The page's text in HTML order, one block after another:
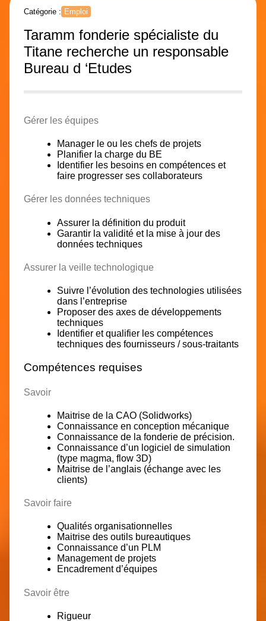
Catégorie : Emploi
Taramm fonderie spécialiste du
Titane recherche un responsable
Bureau d ‘Etudes
Gérer les équipes
Manager le ou les chefs de projets
Planifier la charge du BE
Identifier les besoins en compétences et
faire progresser ses collaborateurs
Gérer les données techniques
Assurer la définition du produit
Garantir la validité et la mise à jour des
données techniques
Assurer la veille technologique
Suivre l’évolution des technologies utilisées
dans l’entreprise
Proposer des axes de développements
techniques
Identifier et qualifier les compétences
techniques des fournisseurs / sous-traitants
Compétences requises
Savoir
Maitrise de la CAO (Solidworks)
Connaissance en conception mécanique
Connaissance de la fonderie de précision.
Connaissance d’un logiciel de simulation
(type magma, flow 3D)
Maitrise de l’anglais (échange avec les
clients)
Savoir faire
Qualités organisationnelles
Maitrise des outils bureautiques
Connaissance d’un PLM
Management de projets
Encadrement d’équipes
Savoir être
Rigueur